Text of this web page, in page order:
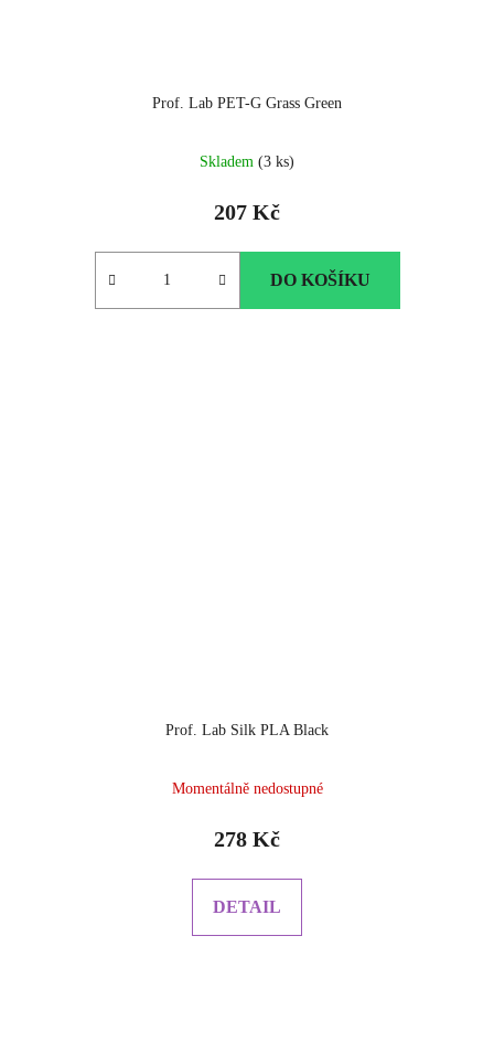
Prof. Lab PET-G Grass Green
Skladem (3 ks)
207 Kč
DO KOŠÍKU
Prof. Lab Silk PLA Black
Momentálně nedostupné
278 Kč
DETAIL